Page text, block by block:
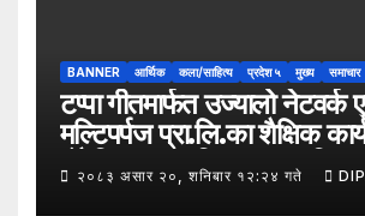
BANNER आर्थिक कला/साहित्य प्रदेश ५ मुख्य समाचार
टप्पा गीतमार्फत उज्यालो नेटवर्क
मल्टिपर्पज प्रा.लि.का शैक्षिक
हुँदै शिक्षा, सामाजिक उत्तरदायित्व र
सकारात्मक सन्देशलाई
२०८३ असार २०, शनिबार १२:२४ गते